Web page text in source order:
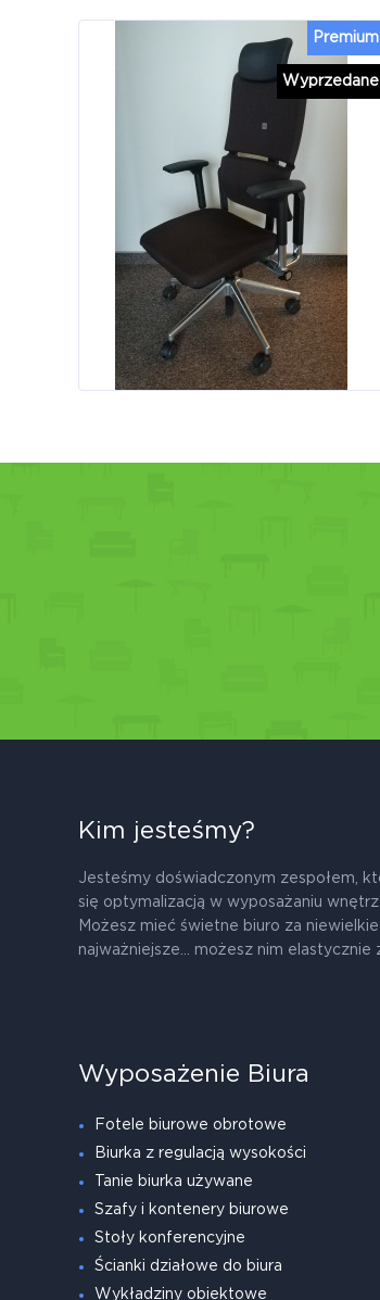
Wyprzedane
Premium
Kim jesteśmy?
Jesteśmy doświadczonym zespołem,
się optymalizacją w wyposażaniu
Możesz mieć świetne biuro za
najważniejsze... możesz nim elastycznie
Wyposażenie Biura
Fotele biurowe obrotowe
Biurka z regulacją wysokości
Tanie biurka używane
Szafy i kontenery biurowe
Stoły konferencyjne
Ścianki działowe do biura
Wykładziny obiektowe